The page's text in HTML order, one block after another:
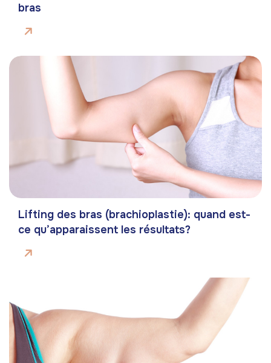
bras
Lifting des bras (brachioplastie): quand est-
ce qu’apparaissent les résultats?